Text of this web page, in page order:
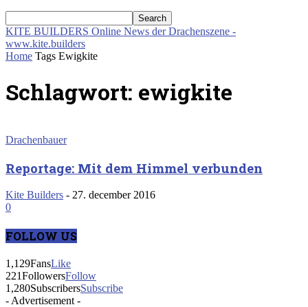
KITE BUILDERS Online News der Drachenszene -
www.kite.builders
Home Tags Ewigkite
Schlagwort: ewigkite
Drachenbauer
Reportage: Mit dem Himmel verbunden
Kite Builders - 27. december 2016
0
FOLLOW US
1,129FansLike
221FollowersFollow
1,280SubscribersSubscribe
- Advertisement -